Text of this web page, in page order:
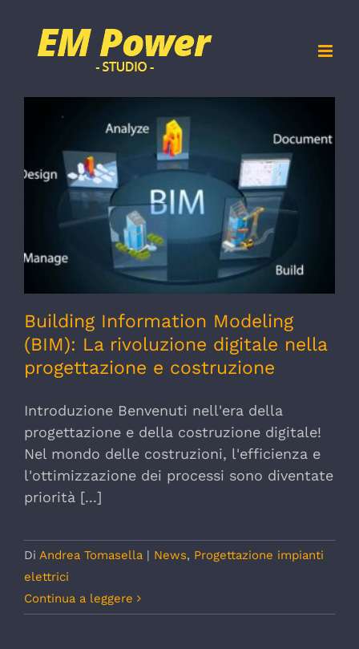
contenuto
Building Information Modeling (BIM): La
rivoluzione digitale nella progettazione e
costruzione
Building Information Modeling
(BIM): La rivoluzione digitale nella
progettazione e costruzione
Introduzione Benvenuti nell'era della
progettazione e della costruzione digitale!
Nel mondo delle costruzioni, l'efficienza e
l'ottimizzazione dei processi sono diventate
priorità [...]
Di Andrea Tomasella | News, Progettazione impianti
elettrici
Continua a leggere